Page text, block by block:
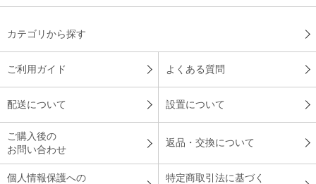
以前も白くまくんを使用していたので使用感は満足していま
す。凍結洗浄もいいですね！
（愛知県
※「お客様の声」は実際にご購入されたお客様からのご意見を掲載しておりま
す。
※ 商品により、同一シリーズをご購入された方の声を含みます。
カテゴリから探す
ご利用ガイド よくある質問
配送について 設置について
ご購入後の
お問い合わせ
返品・交換について
個人情報保護への
特定商取引法に基づく